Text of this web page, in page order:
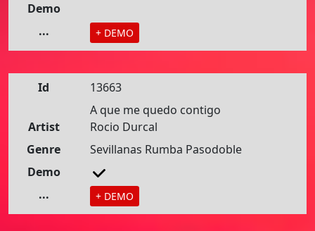
Demo
...
+ DEMO
Id
13663
A que me quedo contigo
Artist
Rocio Durcal
Genre
Sevillanas Rumba Pasodoble
Demo
...
+ DEMO